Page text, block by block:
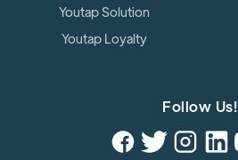
Youtap Solution
Youtap Loyalty
Follow Us!